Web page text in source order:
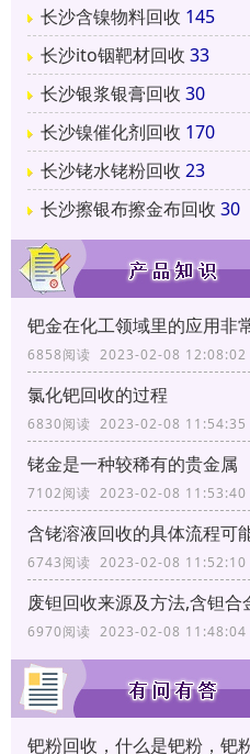
长沙含镍物料回收 145
长沙ito铟靶材回收 33
长沙银浆银膏回收 30
长沙镍催化剂回收 170
长沙铑水铑粉回收 23
长沙擦银布擦金布回收 30
钯金在化工领域里的应用非
6858阅读 2023-02-08 12:08:02
氯化钯回收的过程
6830阅读 2023-02-08 11:54:35
铑金是一种较稀有的贵金属
7102阅读 2023-02-08 11:53:40
含铑溶液回收的具体流程可
6743阅读 2023-02-08 11:52:10
废钽回收来源及方法,含钽合
6970阅读 2023-02-08 11:48:04
钯粉回收，什么是钯粉，钯